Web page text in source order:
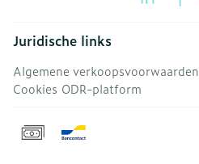
Juridische links
Algemene verkoopsvoorwaarden
Cookies ODR-platform